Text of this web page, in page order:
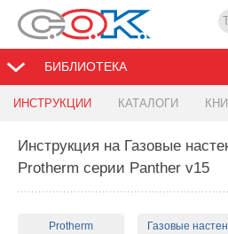
БИБЛИОТЕКА
ИНСТРУКЦИИ КАТАЛОГИ
Инструкция на Газовые
Protherm серии Panther v15
Protherm Газовые